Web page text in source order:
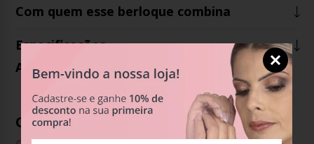
Com quem esse berloque combina
Especificações
Avaliações
Ainda não há avaliações para este produto.
Opiniões dos clientes